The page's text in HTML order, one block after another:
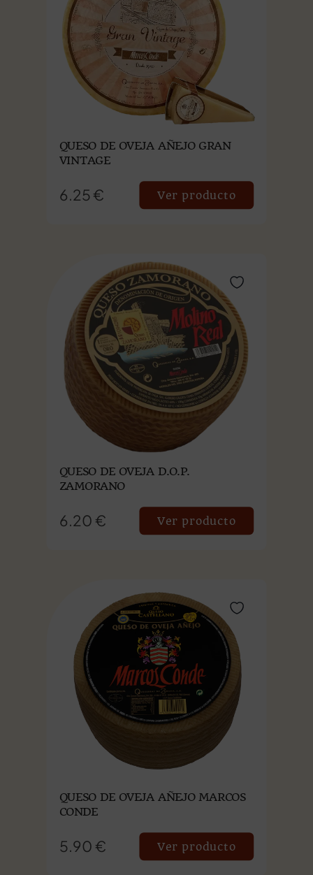
QUESO DE OVEJA AÑEJO GRAN
VINTAGE
6.25 € Ver producto
QUESO DE OVEJA D.O.P.
ZAMORANO
6.20 € Ver producto
QUESO DE OVEJA AÑEJO MARCOS
CONDE
5.90 € Ver producto